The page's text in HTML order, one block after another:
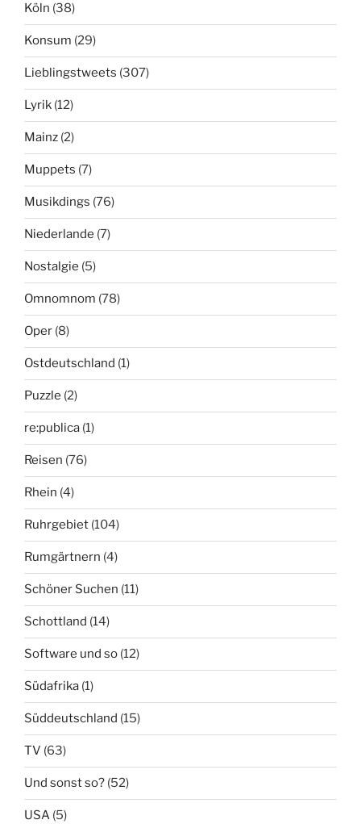
Köln (38)
Konsum (29)
Lieblingstweets (307)
Lyrik (12)
Mainz (2)
Muppets (7)
Musikdings (76)
Niederlande (7)
Nostalgie (5)
Omnomnom (78)
Oper (8)
Ostdeutschland (1)
Puzzle (2)
re:publica (1)
Reisen (76)
Rhein (4)
Ruhrgebiet (104)
Rumgärtnern (4)
Schöner Suchen (11)
Schottland (14)
Software und so (12)
Südafrika (1)
Süddeutschland (15)
TV (63)
Und sonst so? (52)
USA (5)